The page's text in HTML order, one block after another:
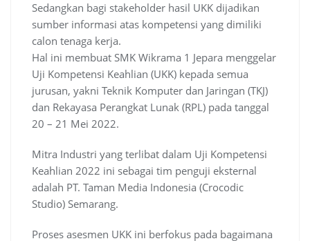
Sedangkan bagi stakeholder hasil UKK dijadikan
sumber informasi atas kompetensi yang dimiliki
calon tenaga kerja.
Hal ini membuat SMK Wikrama 1 Jepara menggelar
Uji Kompetensi Keahlian (UKK) kepada semua
jurusan, yakni Teknik Komputer dan Jaringan (TKJ)
dan Rekayasa Perangkat Lunak (RPL) pada tanggal
20 – 21 Mei 2022.
Mitra Industri yang terlibat dalam Uji Kompetensi
Keahlian 2022 ini sebagai tim penguji eksternal
adalah PT. Taman Media Indonesia (Crocodic
Studio) Semarang.
Proses asesmen UKK ini berfokus pada bagaimana